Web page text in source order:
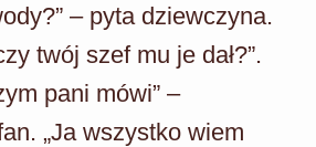
– pyta dziewczyna.
twój szef mu je dał?”.
pani mówi” –
„Ja wszystko wiem